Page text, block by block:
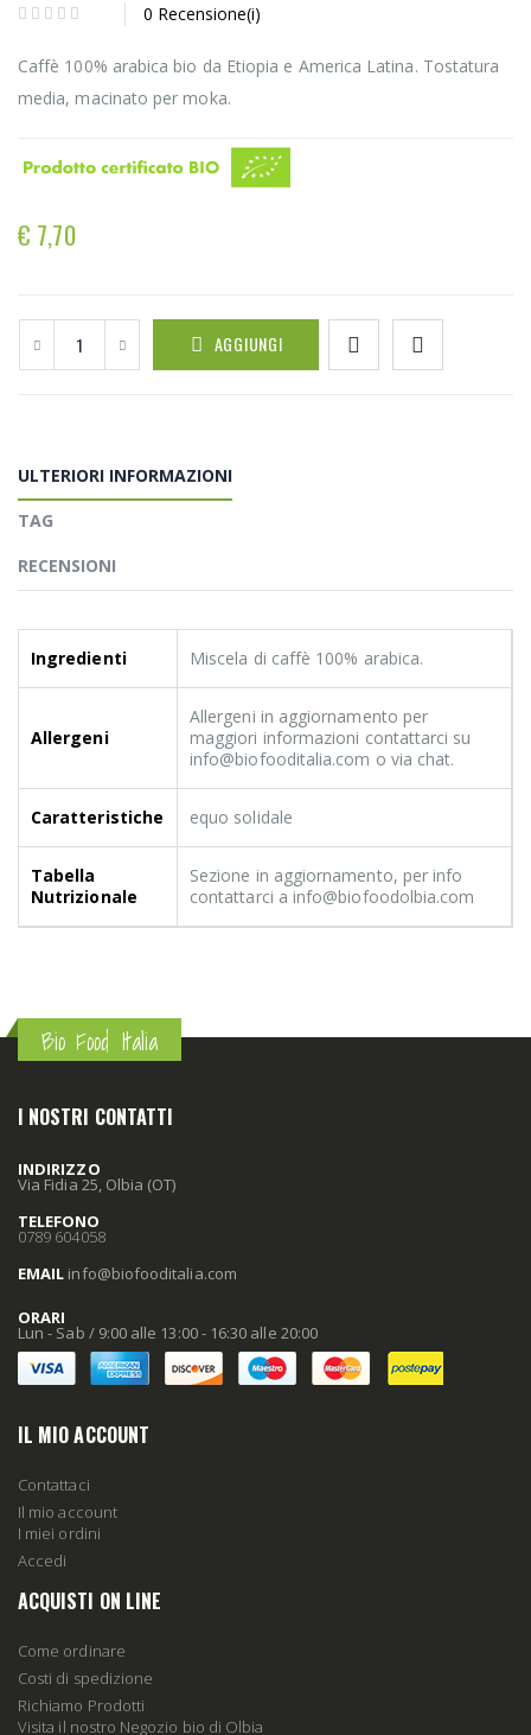
0 Recensione(i)
Caffè 100% arabica bio da Etiopia e America Latina. Tostatura
media, macinato per moka.
€ 7,70
AGGIUNGI
ULTERIORI INFORMAZIONI
TAG
RECENSIONI
Ingredienti Miscela di caffè 100% arabica.
Allergeni
Allergeni in aggiornamento per
maggiori informazioni contattarci su
info@biofooditalia.com o via chat.
Caratteristiche equo solidale
Tabella
Nutrizionale
Sezione in aggiornamento, per info
contattarci a info@biofoodolbia.com
Bio Food Italia
I NOSTRI CONTATTI
INDIRIZZO
Via Fidia 25, Olbia (OT)
TELEFONO
0789 604058
EMAIL info@biofooditalia.com
ORARI
Lun - Sab / 9:00 alle 13:00 - 16:30 alle 20:00
IL MIO ACCOUNT
Contattaci
Il mio account
I miei ordini
Accedi
ACQUISTI ON LINE
Come ordinare
Costi di spedizione
Richiamo Prodotti
Visita il nostro Negozio bio di Olbia